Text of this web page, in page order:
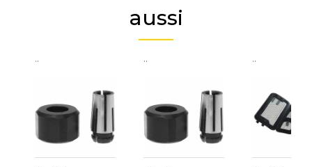
aussi
.. .. ..